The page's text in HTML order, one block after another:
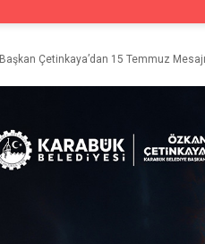
Başkan Çetinkaya’dan 15 Temmuz